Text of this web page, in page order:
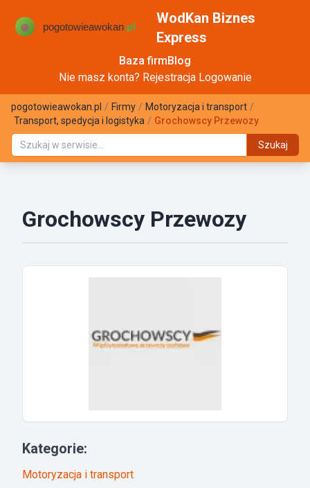
WodKan Biznes
Express
Baza firmBlog
Nie masz konta? Rejestracja Logowanie
pogotowieawokan.pl / Firmy / Motoryzacja i transport /
Transport, spedycja i logistyka / Grochowscy Przewozy
Szukaj
Grochowscy Przewozy
Kategorie:
Motoryzacja i transport